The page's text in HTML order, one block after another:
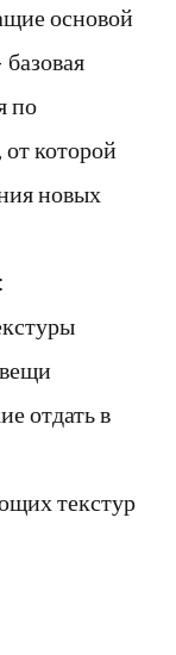
основой
по
которой
новых
отдать в
текстур